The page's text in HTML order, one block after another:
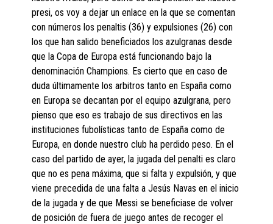
presi, os voy a dejar un enlace en la que se comentan
con números los penaltis (36) y expulsiones (26) con
los que han salido beneficiados los azulgranas desde
que la Copa de Europa está funcionando bajo la
denominación Champions. Es cierto que en caso de
duda últimamente los arbitros tanto en España como
en Europa se decantan por el equipo azulgrana, pero
pienso que eso es trabajo de sus directivos en las
instituciones fubolísticas tanto de España como de
Europa, en donde nuestro club ha perdido peso. En el
caso del partido de ayer, la jugada del penalti es claro
que no es pena máxima, que si falta y expulsión, y que
viene precedida de una falta a Jesús Navas en el inicio
de la jugada y de que Messi se beneficiase de volver
de posición de fuera de juego antes de recoger el